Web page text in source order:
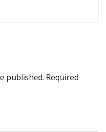
published. Required